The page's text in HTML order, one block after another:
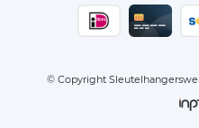
© Copyright